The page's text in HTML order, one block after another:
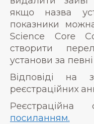
якщо назва
показники
Science Core
створити
установи за
Відповіді на
реєстраційних
посиланням.